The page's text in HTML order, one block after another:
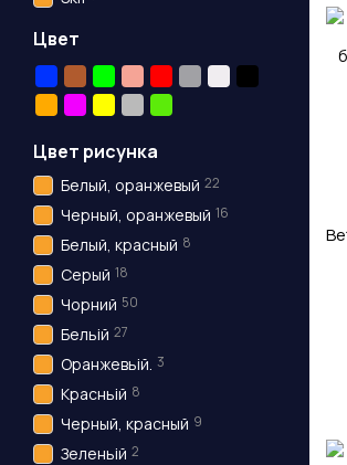
Цвет
Цвет рисунка
Белый, оранжевый 22
Черный, оранжевый 16
Белый, красный 8
Серый 18
Чорний 50
Бельій 27
Оранжевьій. 3
Красньій 8
Черный, красный 9
Зеленьій 2